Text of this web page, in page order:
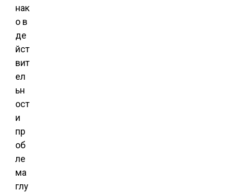
нак
о в
де
йст
вит
ел
ьн
ост
и
пр
об
ле
ма
глу